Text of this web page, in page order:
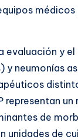
evaluación y
y neumonías
representan
de
unidades de